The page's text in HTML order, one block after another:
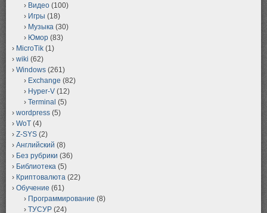
Видео (100)
Игры (18)
Музыка (30)
Юмор (83)
MicroTik (1)
wiki (62)
Windows (261)
Exchange (82)
Hyper-V (12)
Terminal (5)
wordpress (5)
WoT (4)
Z-SYS (2)
Английский (8)
Без рубрики (36)
Библиотека (5)
Криптовалюта (22)
Обучение (61)
Программирование (8)
ТУСУР (24)